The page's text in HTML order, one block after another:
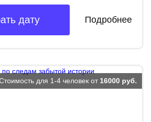
дату Подробнее
для 1-4 человек от 16000 руб.